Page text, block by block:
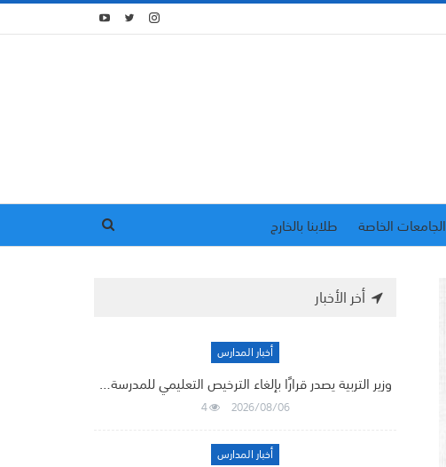
الجامعات الخاصة
طلابنا بالخارج
أخر الأخبار
أخبار المدارس
وزير التربية يصدر قرارًا بإلغاء الترخيص التعليمي للمدرسة…
2026/08/06
4
أخبار المدارس